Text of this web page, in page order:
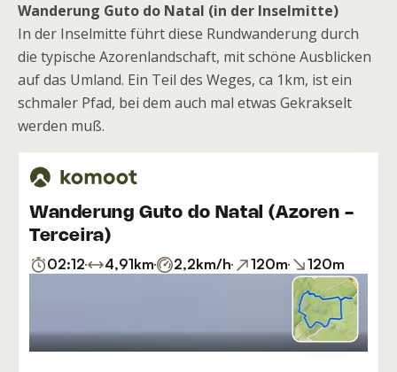
Wanderung Guto do Natal (in der Inselmitte)
In der Inselmitte führt diese Rundwanderung durch
die typische Azorenlandschaft, mit schöne Ausblicken
auf das Umland. Ein Teil des Weges, ca 1km, ist ein
schmaler Pfad, bei dem auch mal etwas Gekrakselt
werden muß.